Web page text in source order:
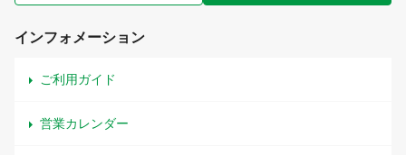
インフォメーション
ご利用ガイド
営業カレンダー